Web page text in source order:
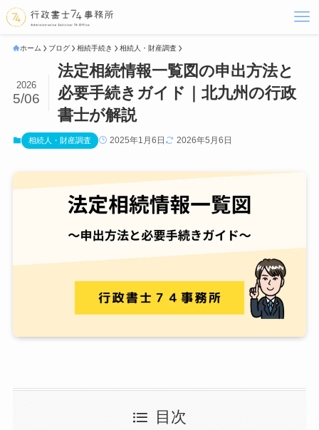
ホーム ブログ 相続手続き 相続人・財産調査
法定相続情報一覧図の申出方法と
必要手続きガイド｜北九州の行政
書士が解説
2026
5/06
相続人・財産調査 2025年1月6日 2026年5月6日
目次